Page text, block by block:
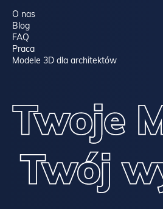
O nas
Blog
FAQ
Praca
Modele 3D dla architektów